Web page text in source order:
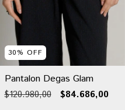
30% OFF
Pantalon Degas Glam
$120.980,00 $84.686,00